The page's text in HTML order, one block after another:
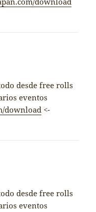
desde free rolls
eventos
download <-
desde free rolls
eventos